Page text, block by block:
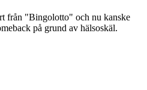
från "Bingolotto" och nu kanske
på grund av hälsoskäl.